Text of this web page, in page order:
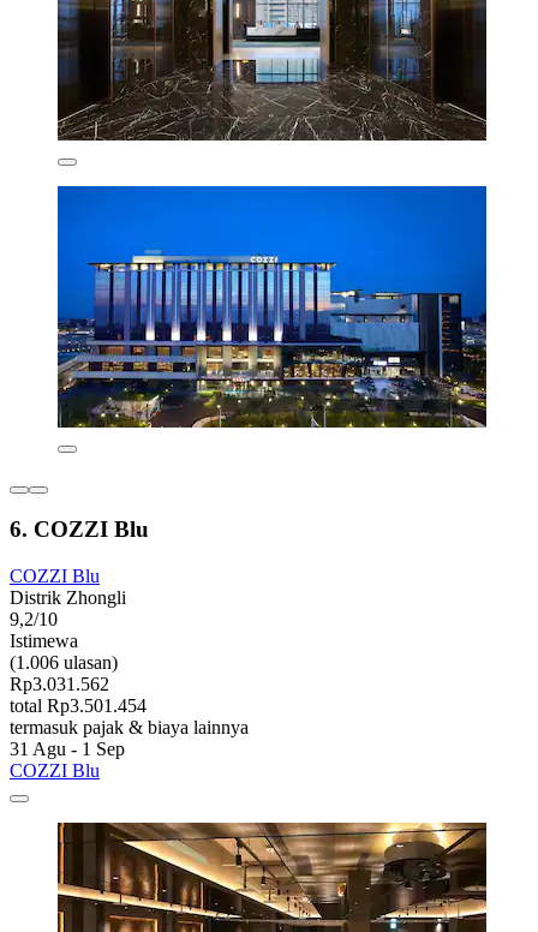
6. COZZI Blu
COZZI Blu
Distrik Zhongli
9,2/10
Istimewa
(1.006 ulasan)
Rp3.031.562
total Rp3.501.454
termasuk pajak & biaya lainnya
31 Agu - 1 Sep
COZZI Blu